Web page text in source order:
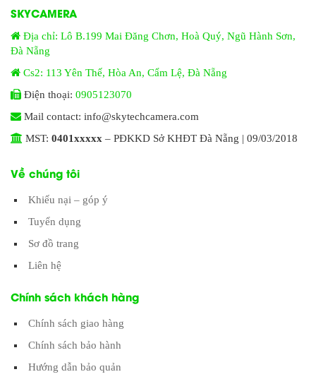
SKYCAMERA
Địa chỉ: Lô B.199 Mai Đăng Chơn, Hoà Quý, Ngũ Hành Sơn,
Đà Nẵng
Cs2: 113 Yên Thế, Hòa An, Cẩm Lệ, Đà Nẵng
Điện thoại: 0905123070
Mail contact: info@skytechcamera.com
MST: 0401xxxxx – PĐKKD Sở KHĐT Đà Nẵng | 09/03/2018
Về chúng tôi
Khiếu nại – góp ý
Tuyển dụng
Sơ đồ trang
Liên hệ
Chính sách khách hàng
Chính sách giao hàng
Chính sách bảo hành
Hướng dẫn bảo quản